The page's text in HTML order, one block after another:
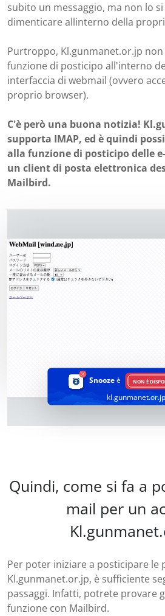
subito un messaggio, ma non lo
dimenticare allinterno della
Purtroppo, Kl.gunmanet.or.jp
funzione di posticipo all'interno
interfaccia di webmail (ovvero
proprio browser).
C'è però una buona notizia!
supporta IMAP, ed è quindi
alla funzione di posticipo delle
un client di posta elettronica
Mailbird.
Snoozeè NON È
kl.gunmanet.or.jp
Quindi, come si fa a
mail per un
Per poter iniziare a posticipare le
Kl.gunmanet.or.jp, è sufficiente
passaggi. Infatti, potrete provare
funzione con Mailbird.